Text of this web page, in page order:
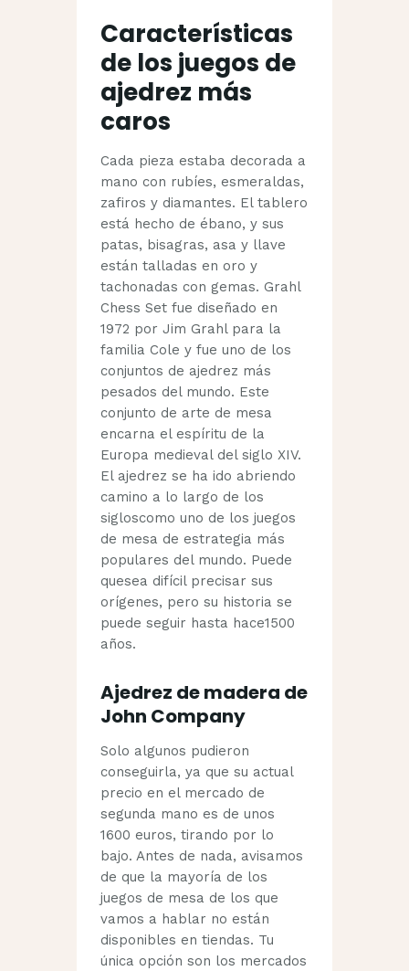
Características
de los juegos de
ajedrez más
caros
Cada pieza estaba decorada a
mano con rubíes, esmeraldas,
zafiros y diamantes. El tablero
está hecho de ébano, y sus
patas, bisagras, asa y llave
están talladas en oro y
tachonadas con gemas. Grahl
Chess Set fue diseñado en
1972 por Jim Grahl para la
familia Cole y fue uno de los
conjuntos de ajedrez más
pesados ​​del mundo. Este
conjunto de arte de mesa
encarna el espíritu de la
Europa medieval del siglo XIV.
El ajedrez se ha ido abriendo
camino a lo largo de los
sigloscomo uno de los juegos
de mesa de estrategia más
populares del mundo. Puede
quesea difícil precisar sus
orígenes, pero su historia se
puede seguir hasta hace1500
años.
Ajedrez de madera de
John Company
Solo algunos pudieron
conseguirla, ya que su actual
precio en el mercado de
segunda mano es de unos
1600 euros, tirando por lo
bajo. Antes de nada, avisamos
de que la mayoría de los
juegos de mesa de los que
vamos a hablar no están
disponibles en tiendas. Tu
única opción son los mercados